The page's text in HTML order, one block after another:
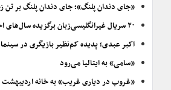
«جای دندان پلنگ»؛ جای دندان پلنگ بر تن
۲۰ سریال غیرانگلیسی‌زبان برگزیده سال‌های اخیر
اکبر عبدی؛ پدیده کم‌نظیر بازیگری در
«سامی» به ایتالیا می‌رود
«غروب در دیاری غریب» به خانه اردیبهشت